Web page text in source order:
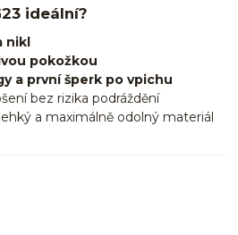
ideální?
nikl
pokožkou
a první šperk po vpichu
bez rizika podráždění
a maximálně odolný materiál